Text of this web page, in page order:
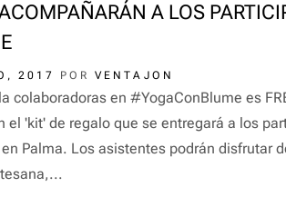
A LOS
2017 POR VENTAJON
colaboradoras en #YogaConBlume es
el 'kit' de regalo que se entregará a los
Palma. Los asistentes podrán disfrutar